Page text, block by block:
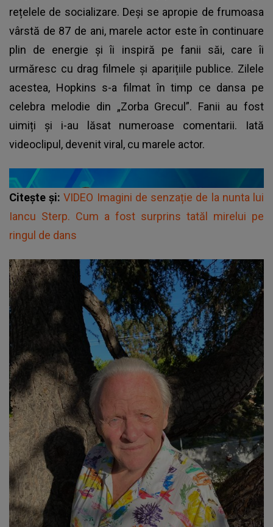
rețelele de socializare. Deși se apropie de frumoasa
vârstă de 87 de ani, marele actor este în continuare
plin de energie și îi inspiră pe fanii săi, care îi
urmăresc cu drag filmele și aparițiile publice. Zilele
acestea, Hopkins s-a filmat în timp ce dansa pe
celebra melodie din „Zorba Grecul”. Fanii au fost
uimiți și i-au lăsat numeroase comentarii. Iată
videoclipul, devenit viral, cu marele actor.
Citește și:VIDEO Imagini de senzație de la nunta lui
Iancu Sterp. Cum a fost surprins tatăl mirelui pe
ringul de dans